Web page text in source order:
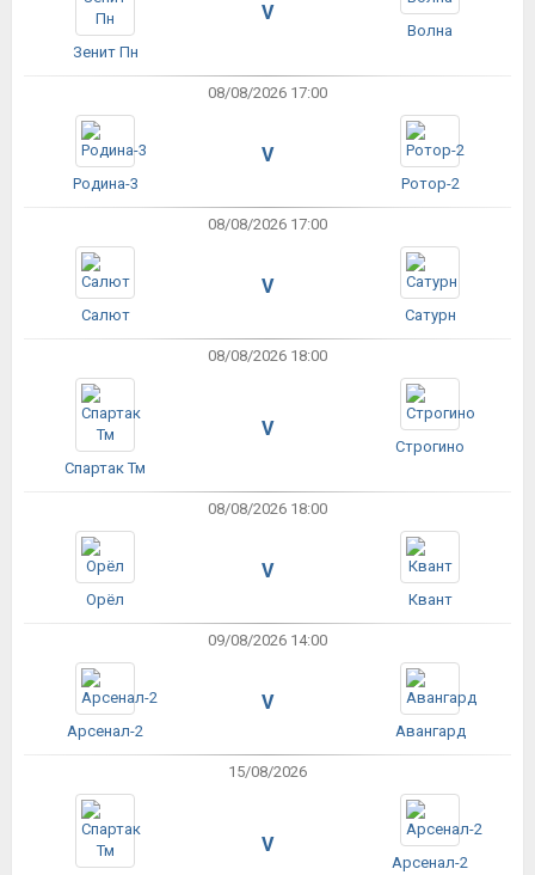
Зенит Пн
V
Волна
08/08/2026 17:00
Родина-3
V
Ротор-2
08/08/2026 17:00
Салют
V
Сатурн
08/08/2026 18:00
Спартак Тм
V
Строгино
08/08/2026 18:00
Орёл
V
Квант
09/08/2026 14:00
Арсенал-2
V
Авангард
15/08/2026
V
Арсенал-2